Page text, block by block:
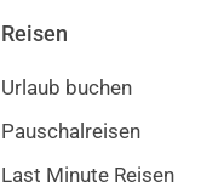
Reisen
Urlaub buchen
Pauschalreisen
Last Minute Reisen